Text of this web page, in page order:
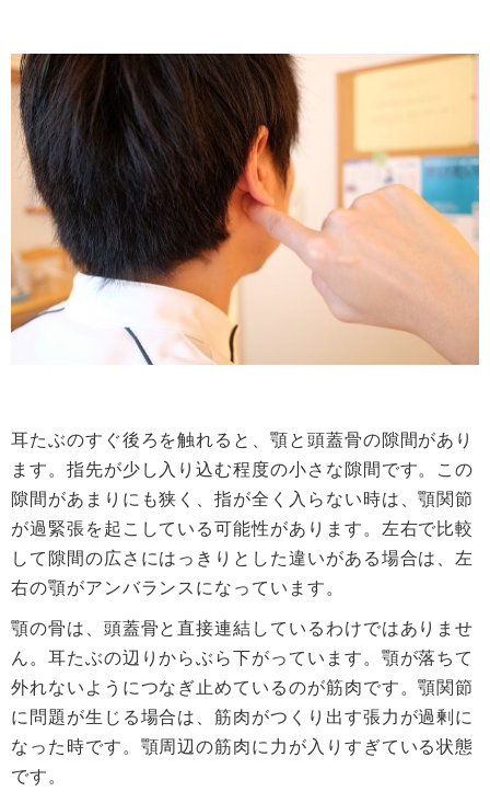
耳たぶのすぐ後ろを触れると、顎と頭蓋骨の隙間があり
ます。指先が少し入り込む程度の小さな隙間です。この
隙間があまりにも狭く、指が全く入らない時は、顎関節
が過緊張を起こしている可能性があります。左右で比較
して隙間の広さにはっきりとした違いがある場合は、左
右の顎がアンバランスになっています。
顎の骨は、頭蓋骨と直接連結しているわけではありませ
ん。耳たぶの辺りからぶら下がっています。顎が落ちて
外れないようにつなぎ止めているのが筋肉です。顎関節
に問題が生じる場合は、筋肉がつくり出す張力が過剰に
なった時です。顎周辺の筋肉に力が入りすぎている状態
です。